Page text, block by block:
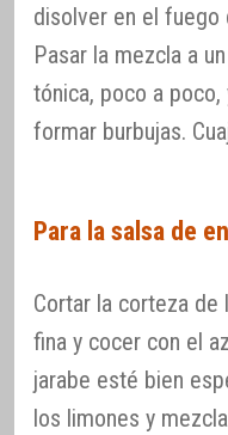
disolver en el fuego
Pasar la mezcla a
tónica, poco a poco,
formar burbujas.
Para la salsa de
Cortar la corteza de
fina y cocer con el
jarabe esté bien
los limones y